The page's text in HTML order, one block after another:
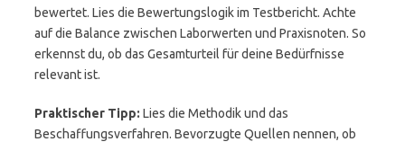
bewertet. Lies die Bewertungslogik im Testbericht. Achte
auf die Balance zwischen Laborwerten und Praxisnoten. So
erkennst du, ob das Gesamturteil für deine Bedürfnisse
relevant ist.
Praktischer Tipp: Lies die Methodik und das
Beschaffungsverfahren. Bevorzugte Quellen nennen, ob